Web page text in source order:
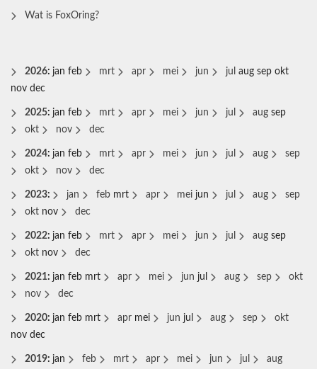
Wat is FoxOring?
2026: jan feb mrt apr mei jun jul aug sep okt
nov dec
2025: jan feb mrt apr mei jun jul aug sep
okt
nov dec
2024: jan feb mrt apr mei jun jul aug
sep
okt
nov dec
2023: jan feb mrt apr mei jun jul aug
sep
okt nov dec
2022: jan feb mrt apr mei jun jul aug sep
okt nov dec
2021: jan feb mrt apr mei jun jul aug sep
okt
nov
dec
2020: jan feb mrt apr mei jun jul aug sep
okt
nov dec
2019: jan feb mrt apr mei jun jul
aug